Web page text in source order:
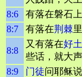
8:6
有落在磐石
8:7
有落在荆棘
8:8
又有落在好土
些话，就大声
8:9
门徒问耶稣